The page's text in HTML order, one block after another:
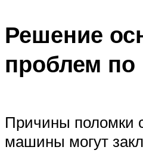
Решение
проблем
Причины поломки
машины могут